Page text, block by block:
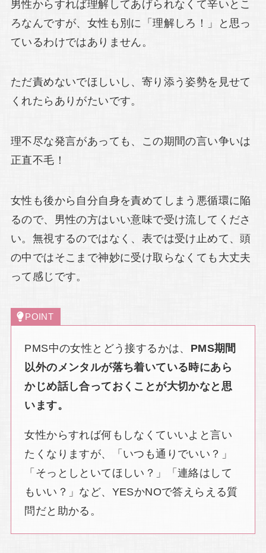
男性からすれば理解してあげられなくて辛いとこ
ろなんですが、女性も別に「理解しろ！」と思っ
ているわけではありません。
ただ責めないでほしいし、寄り添う姿勢を見せて
くれたらありがたいです。
理不尽な発言があっても、この期間の言い争いは
正直不毛！
女性も後から自分自身を責めてしまう悪循環に陥
るので、男性の方はいい意味で受け流してくださ
い。無視するのではなく、表では受け止めて、頭
の中ではそこまで神妙に受け取らなくても大丈夫
って感じです。
POINT
PMS中の女性とどう接するかは、 PMS期間
以外のメンタルが落ち着いている時にあら
かじめ話し合っておくことが大切かなと思
います。
女性からすれば何もしなくていいよと言い
たくなりますが、「いつも通りでいい？」
「そっとしといてほしい？」「連絡はして
もいい？」など、YESかNOで答えらえる質
問だと助かる。